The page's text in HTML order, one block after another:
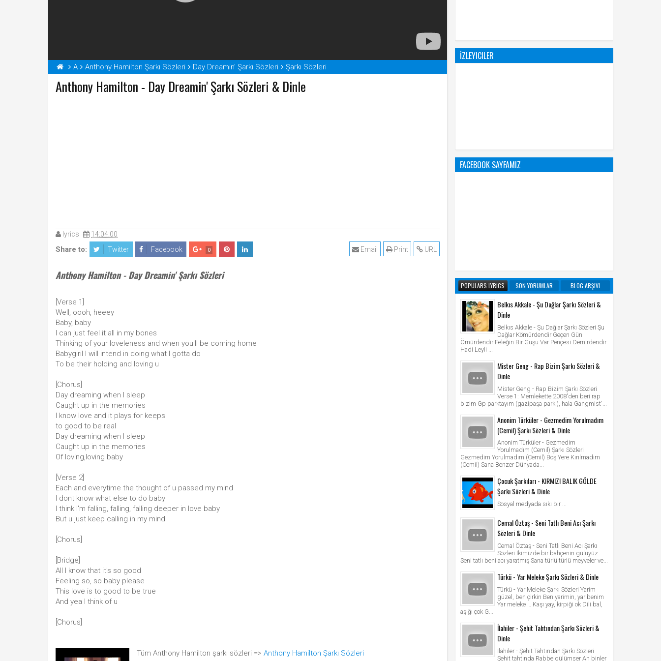
A Anthony Hamilton Şarkı Sözleri Day Dreamin' Şarkı Sözleri Şarkı Sözleri
Anthony Hamilton - Day Dreamin' Şarkı Sözleri & Dinle
lyrics 14:04:00
Share to: Twitter Facebook 0 URL
Print
Email
Anthony Hamilton - Day Dreamin' Şarkı Sözleri
[Verse 1]
Well, oooh, heeey
Baby, baby
I can just feel it all in my bones
Thinking of your loveleness and when you'll be coming home
Babygiril I will intend in doing what I gotta do
To be their holding and loving u
[Chorus]
Day dreaming when I sleep
Caught up in the memories
I know love and it plays for keeps
to good to be real
Day dreaming when I sleep
Caught up in the memories
Of loving,loving baby
[Verse 2]
Each and everytime the thought of u passed my mind
I dont know what else to do baby
I think I'm falling, falling, falling deeper in love baby
But u just keep calling in my mind
[Chorus]
[Bridge]
All I know that it's so good
Feeling so, so baby please
This love is to good to be true
And yea I think of u
[Chorus]
Tüm Anthony Hamilton şarkı sözleri => Anthony Hamilton Şarkı Sözleri
İZLEYICILER
FACEBOOK SAYFAMIZ
POPULARS LYRICS SON YORUMLAR BLOG ARŞIVI
Belkıs Akkale - Şu Dağlar Şarkı Sözleri &
Dinle
Belkıs Akkale - Şu Dağlar Şarkı Sözleri Şu
Dağlar Kömürdendir Geçen Gün
Ömürdendir Feleğin Bir Guşu Var Pençesi Demirdendir
Hadi Leyli ...
Mister Geng - Rap Bizim Şarkı Sözleri &
Dinle
Mister Geng - Rap Bizim Şarkı Sözleri
Verse 1: Memlekette 2008'den beri rap
bizim Gp parktayım (gazipaşa parkı), hala Gangmist'...
Anonim Türküler - Gezmedim Yorulmadım
(Cemil) Şarkı Sözleri & Dinle
Anonim Türküler - Gezmedim
Yorulmadım (Cemil) Şarkı Sözleri
Gezmedim Yorulmadım (Cemil) Boş Yere Kırılmadım
(Cemil) Sana Benzer Dünyada...
Çocuk Şarkıları - KIRMIZI BALIK GÖLDE
Şarkı Sözleri & Dinle
Sosyal medyada sıkı bir ...
Cemal Öztaş - Seni Tatlı Beni Acı Şarkı
Sözleri & Dinle
Cemal Öztaş - Seni Tatlı Beni Acı Şarkı
Sözleri İkimizde bir bahçenin gülüyüz
Seni tatlı beni acı yaratmış Sana türlü türlü meyveler ve...
Türkü - Yar Meleke Şarkı Sözleri & Dinle
Türkü - Yar Meleke Şarkı Sözleri Yarim
güzel, ben çirkin Ben yarimin, yar benim
Yar meleke … Kaşı yay, kirpiği ok Dili bal,
aşığı çok G...
İlahiler - Şehit Tahtından Şarkı Sözleri &
Dinle
İlahiler - Şehit Tahtından Şarkı Sözleri
Şehit tahtında Rabbe gülümser Ah binler